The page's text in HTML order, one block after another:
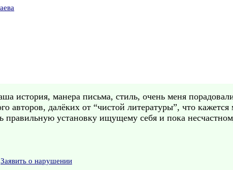
история, манера письма, стиль, очень меня
авторов, далёких от “чистой литературы”, что
правильную установку ищущему себя и пока
Заявить о нарушении